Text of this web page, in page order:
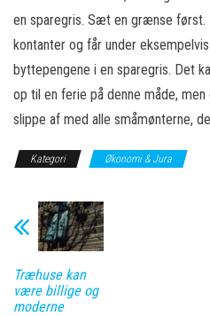
en sparegris. Sæt en grænse først.
kontanter og får under
byttepengene i en sparegris. Det
op til en ferie på denne måde,
slippe af med alle småmønterne,
Kategori Økonomi & Jura
Træhuse kan
være billige og
moderne